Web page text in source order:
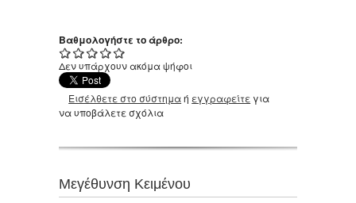
Βαθμολογήστε το άρθρο:
Δεν υπάρχουν ακόμα ψήφοι
Εισέλθετε στο σύστημαή εγγραφείτε για
να υποβάλετε σχόλια
Μεγέθυνση Κειμένου